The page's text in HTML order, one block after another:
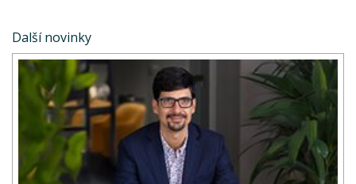
Další novinky